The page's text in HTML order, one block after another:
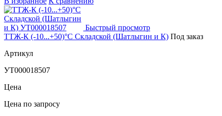
Быстрый просмотр
ТТЖ-К (-10...+50)°С Складской (Шатлыгин и К) Под заказ
Артикул
УТ000018507
Цена
Цена по запросу